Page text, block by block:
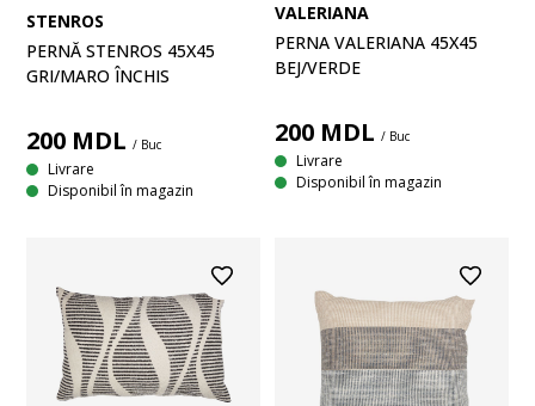
STENROS
PERNĂ STENROS 45X45
GRI/MARO ÎNCHIS
200 MDL / Buc
Livrare
Disponibil în magazin
VALERIANA
PERNA VALERIANA 45X45
BEJ/VERDE
200 MDL / Buc
Livrare
Disponibil în magazin